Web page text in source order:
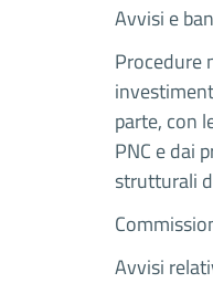
Avvisi e
Procedure
parte, con
PNC e dai
strutturali
Avvisi